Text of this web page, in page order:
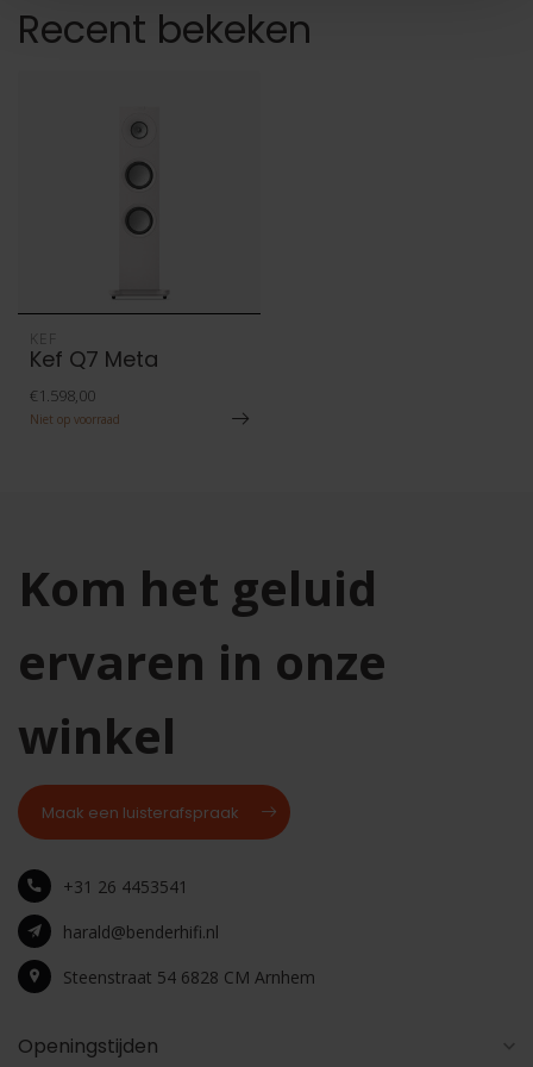
Recent bekeken
KEF
Kef Q7 Meta
€1.598,00
Niet op voorraad
Kom het geluid
ervaren in onze
winkel
Maak een luisterafspraak
+31 26 4453541
harald@benderhifi.nl
Steenstraat 54 6828 CM Arnhem
Openingstijden